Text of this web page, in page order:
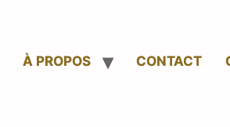
À PROPOS CONTACT